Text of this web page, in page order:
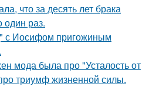
что за десять лет брака
один раз.
с Иосифом пригожиным
мода была про "Усталость от
триумф жизненной силы.